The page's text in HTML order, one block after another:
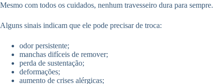
Mesmo com todos os cuidados, nenhum travesseiro dura para sempre.
Alguns sinais indicam que ele pode precisar de troca:
odor persistente;
manchas difíceis de remover;
perda de sustentação;
deformações;
aumento de crises alérgicas;